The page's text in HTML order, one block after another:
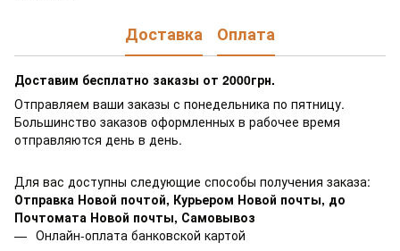
Доставка Оплата
Доставим бесплатно заказы от 2000грн.
Отправляем ваши заказы с понедельника по пятницу.
Большинство заказов оформленных в рабочее время
отправляются день в день.
Для вас доступны следующие способы получения заказа:
Отправка Новой почтой, Курьером Новой почты, до
Почтомата Новой почты, Самовывоз
Онлайн-оплата банковской картой